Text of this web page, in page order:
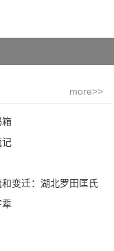
more>>
箱
记
变迁：湖北罗田匡氏